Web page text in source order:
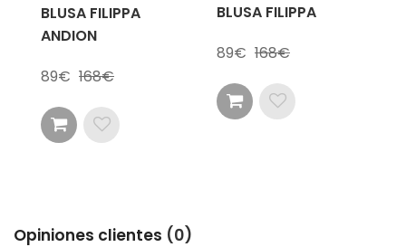
BLUSA FILIPPA
ANDION
89 168
BLUSA FILIPPA
89 168
Opiniones clientes (0)